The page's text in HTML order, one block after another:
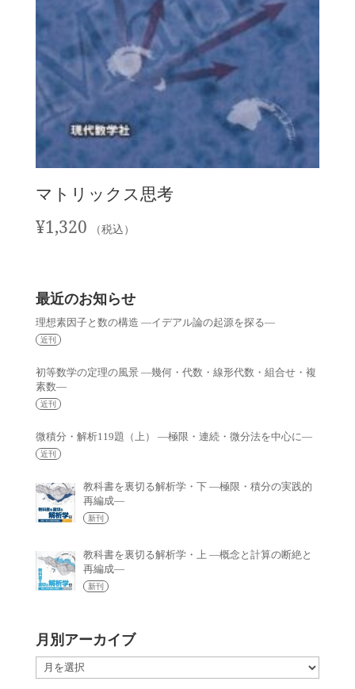
マトリックス思考
¥1,320 （税込）
最近のお知らせ
理想素因子と数の構造 —イデアル論の起源を探る—
近刊
初等数学の定理の風景 —幾何・代数・線形代数・組合せ・複
素数—
近刊
微積分・解析119題（上） —極限・連続・微分法を中心に—
近刊
教科書を裏切る解析学・下 —極限・積分の実践的
再編成—
新刊
教科書を裏切る解析学・上 —概念と計算の断絶と
再編成—
新刊
月別アーカイブ